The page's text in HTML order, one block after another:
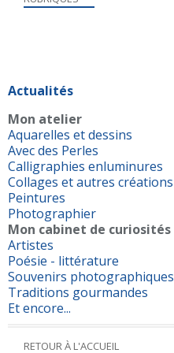
RETOUR À L'ACCUEIL
Actualités
Mon atelier
Aquarelles et dessins
Avec des Perles
Calligraphies enluminures
Collages et autres créations
Peintures
Photographier
Mon cabinet de curiosités
Artistes
Poésie - littérature
Souvenirs photographiques
Traditions gourmandes
Et encore...